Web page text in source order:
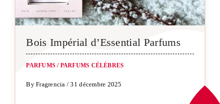
Bois Impérial d’Essential Parfums
PARFUMS / PARFUMS CÉLÈBRES
By Fragrencia / 31 décembre 2025